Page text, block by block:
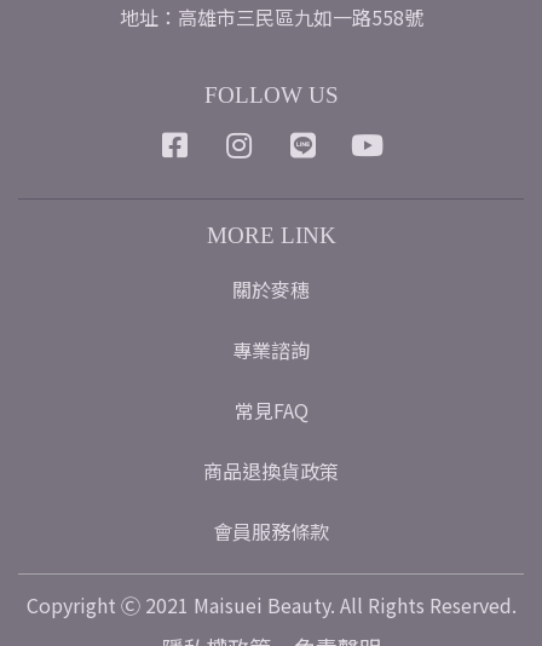
地址：高雄市三民區九如一路558號
FOLLOW US
MORE LINK
關於麥穗
專業諮詢
常見FAQ
商品退換貨政策
會員服務條款
Copyright Ⓒ 2021 Maisuei Beauty. All Rights Reserved.